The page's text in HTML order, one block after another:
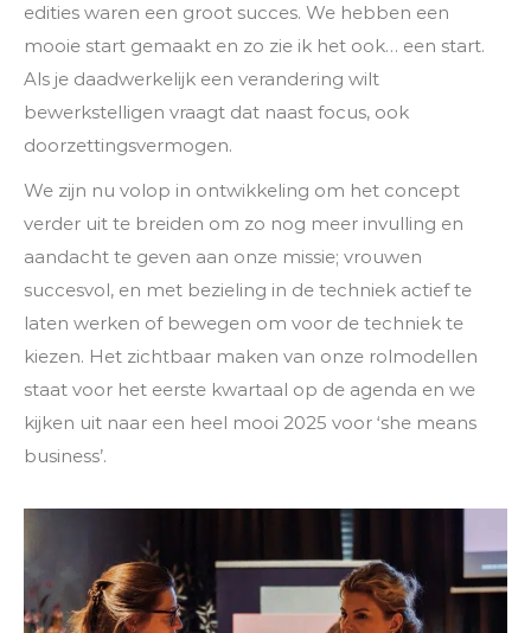
edities waren een groot succes. We hebben een
mooie start gemaakt en zo zie ik het ook… een start.
Als je daadwerkelijk een verandering wilt
bewerkstelligen vraagt dat naast focus, ook
doorzettingsvermogen.
We zijn nu volop in ontwikkeling om het concept
verder uit te breiden om zo nog meer invulling en
aandacht te geven aan onze missie; vrouwen
succesvol, en met bezieling in de techniek actief te
laten werken of bewegen om voor de techniek te
kiezen. Het zichtbaar maken van onze rolmodellen
staat voor het eerste kwartaal op de agenda en we
kijken uit naar een heel mooi 2025 voor ‘she means
business’.